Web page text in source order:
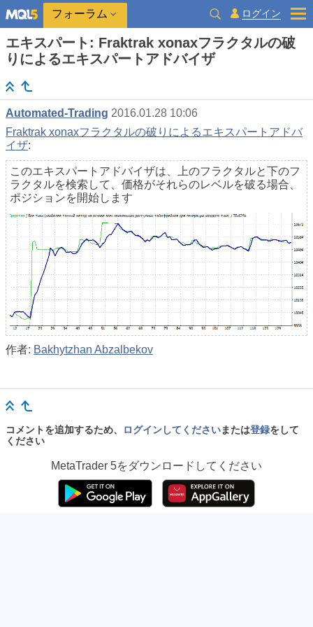
フォーラム ログイン
エキスパート: Fraktrak xonaxフラクタルの破
りによるエキスパートアドバイザ
Automated-Trading 2016.01.28 10:06
Fraktrak xonaxフラクタルの破りによるエキスパートアドバ
イザ:
このエキスパートアドバイザは、上のフラクタルと下のフ
ラクタルを検索して、価格がそれらのレベルを破る場合、
ポジションを開始します
作者: Bakhytzhan Abzalbekov
コメントを追加するため、 ログインしてくださいまたは登録をして
ください
MetaTrader 5をダウンロードしてください